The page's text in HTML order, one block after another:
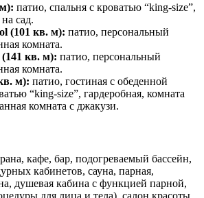
патио, спальня с кроватью “king-size”,
сад.
ol (101 кв. м): патио, персональный
комната.
(141 кв. м): патио, персональный
комната.
м): патио, гостиная с обеденной
“king-size”, гардеробная, комната
комната с джакузи.
кафе, бар, подогреваемый бассейн,
кабинетов, сауна, парная,
душевая кабина с функцией парной,
для лица и тела), салон красоты,